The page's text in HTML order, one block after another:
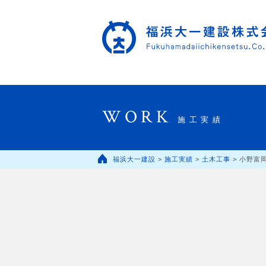
WORK 施工実績
福浜大一建設 > 施工実績 > 土木工事 > 小野富